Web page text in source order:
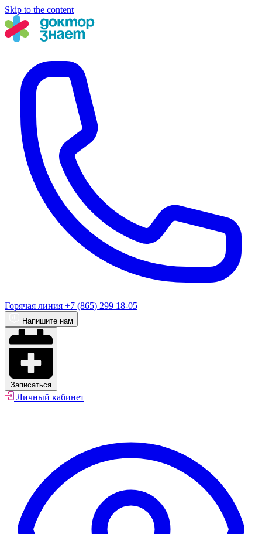
Skip to the content
Горячая линия +7 (865) 299 18-05
Напишите нам
Записаться
Личный кабинет